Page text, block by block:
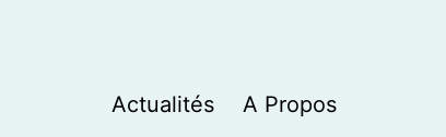
Actualités A Propos